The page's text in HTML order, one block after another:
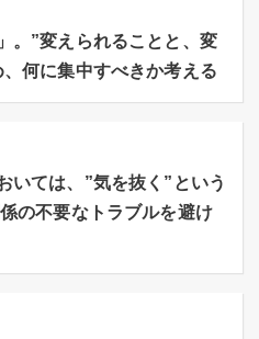
。”変えられることと、変
何に集中すべきか考える
いては、”気を抜く”という
の不要なトラブルを避け